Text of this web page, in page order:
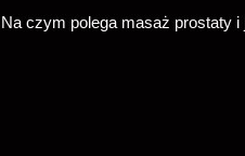
Na czym polega masaż prostaty